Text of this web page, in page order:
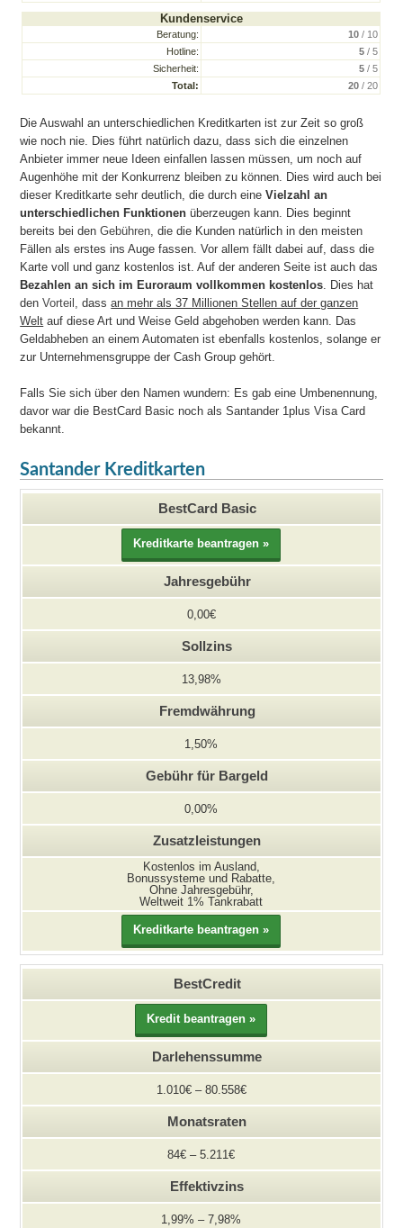
Kundenservice
Beratung: 10 / 10
Hotline:
5 / 5
Sicherheit:
5 / 5
Total:
20 / 20
Die Auswahl an unterschiedlichen Kreditkarten ist zur Zeit so groß
wie noch nie. Dies führt natürlich dazu, dass sich die einzelnen
Anbieter immer neue Ideen einfallen lassen müssen, um noch auf
Augenhöhe mit der Konkurrenz bleiben zu können. Dies wird auch bei
dieser Kreditkarte sehr deutlich, die durch eineVielzahl an
unterschiedlichen Funktionen überzeugen kann. Dies beginnt
bereits bei denGebühren, die die Kunden natürlich in den meisten
Fällen als erstes ins Auge fassen. Vor allem fällt dabei auf, dass die
Karte voll und ganz kostenlos ist. Auf der anderen Seite ist auch das
Bezahlen an sich im Euroraum vollkommen kostenlos. Dies hat
denVorteil , dassan mehr als 37 Millionen Stellen auf der ganzen
Welt auf diese Art und Weise Geld abgehoben werden kann. Das
Geldabheben an einem Automaten ist ebenfalls kostenlos, solange er
zur Unternehmensgruppe der Cash Group gehört.
Falls Sie sich über den Namen wundern: Es gab eine Umbenennung,
davor war die BestCard Basic noch als Santander 1plus Visa Card
bekannt.
Santander Kreditkarten
BestCard Basic
Jahresgebühr
0,00€
Sollzins
13,98%
Fremdwährung
1,50%
Gebühr für Bargeld
0,00%
Zusatzleistungen
Kostenlos im Ausland,
Bonussysteme und Rabatte,
Ohne Jahresgebühr,
Weltweit 1% Tankrabatt
BestCredit
Darlehenssumme
1.010€ – 80.558€
Monatsraten
84€ – 5.211€
Effektivzins
1,99% – 7,98%